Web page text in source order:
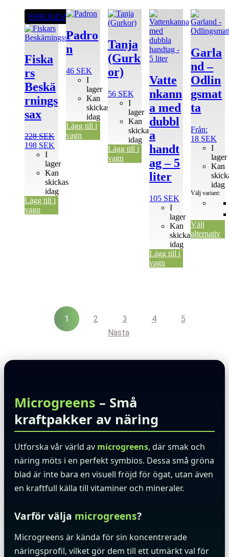
ERBJUDANDE
Fiska
rs
Beskä
rnings
sax
228SEK
Det
ursprungliga
228 SEK.
198 SEK
priset
är:
198 SEK.
I
lager
Kan
skickas
idag
Lägg till i
vagn
Padro
n
46 SEK
I
lager
Kan
skickas
idag
Lägg till i
vagn
Tanja
(Gurk
or)
56 SEK
I
lager
Kan
skickas
idag
Lägg till i
vagn
Vatte
nkann
a med
dubbl
a
handt
ag – 5
liter
105 SEK
I
lager
Kan
skickas
idag
Lägg till i
vagn
Garla
nd –
Odlin
gsmat
ta
Från:
18 SEK
I
lager
Kan
idag
Välj variant:
Välj
alternativ
Den
här
produkten
flera
varianter.
De
olika
alternativen
kan
väljas
på
1 2 3 4
5
Nästa
Microgreens – Små
kraftpakker av näring
Utforska vår värld av microgreens, där smak och
näring möts i en perfekt symbios. Dessa små gröna
blad är inte bara en visuell fröjd för ögat, utan även
en kraftfull källa till vitaminer och mineraler.
Varför välja microgreens?
Microgreens är kända för sin koncentrerade
näringsprofil, vilket gör dem till ett utmärkt val för